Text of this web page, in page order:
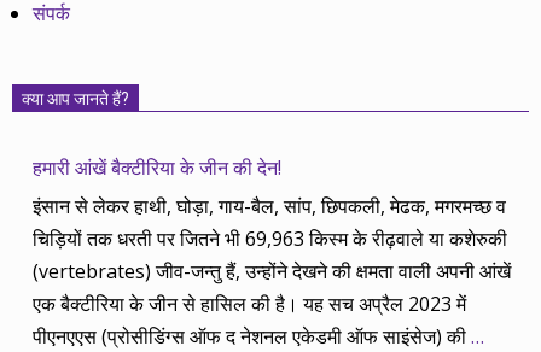
संपर्क
क्या आप जानते हैं?
हमारी आंखें बैक्टीरिया के जीन की देन!
इंसान से लेकर हाथी, घोड़ा, गाय-बैल, सांप, छिपकली, मेढक, मगरमच्छ व
चिड़ियों तक धरती पर जितने भी 69,963 किस्म के रीढ़वाले या कशेरुकी
(vertebrates) जीव-जन्तु हैं, उन्होंने देखने की क्षमता वाली अपनी आंखें
एक बैक्टीरिया के जीन से हासिल की है। यह सच अप्रैल 2023 में
पीएनएएस (प्रोसीडिंग्स ऑफ द नेशनल एकेडमी ऑफ साइंसेज) की…